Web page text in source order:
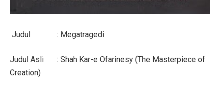
Judul : Megatragedi
Judul Asli
: Shah Kar-e Ofarinesy (The Masterpiece of
Creation)